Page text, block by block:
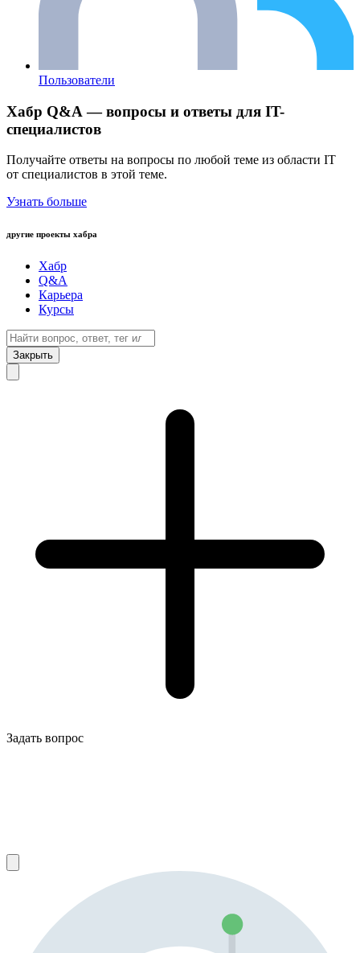
Пользователи
Хабр Q&A — вопросы и ответы для IT-
специалистов
Получайте ответы на вопросы по любой теме из области IT
от специалистов в этой теме.
Узнать больше
другие проекты хабра
Хабр
Q&A
Карьера
Курсы
Закрыть
Задать вопрос